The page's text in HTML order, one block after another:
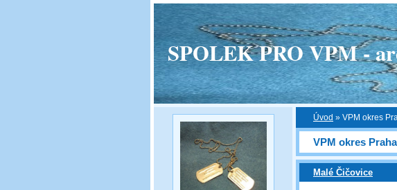
SPOLEK PRO VPM -
Úvod » VPM okres
VPM okres
Malé Čičovice